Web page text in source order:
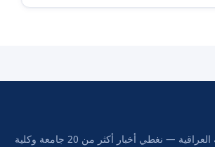
بوابة الأخبار الأكاديمية العراقية — نغطي أخبار أكثر من 20 جامعة وكلية